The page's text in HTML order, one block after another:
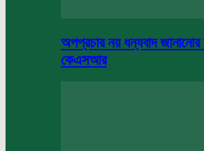
অপপ্রচার নয় ধন্যবাদ
কেএসআর